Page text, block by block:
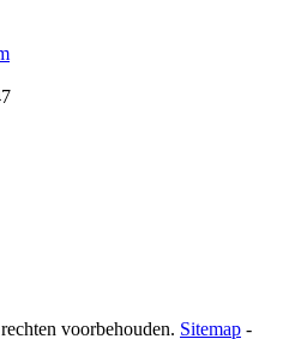
voorbehouden. Sitemap -